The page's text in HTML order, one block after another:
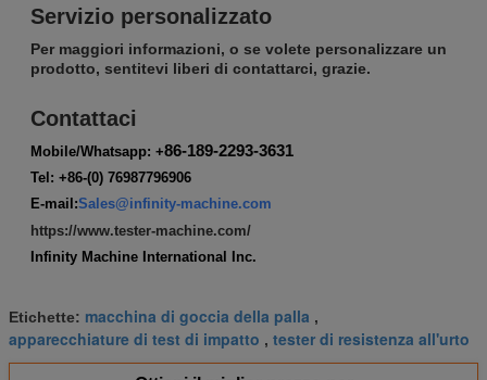
Servizio personalizzato
Per maggiori informazioni, o se volete personalizzare un
prodotto, sentitevi liberi di contattarci, grazie.
Contattaci
Mobile/Whatsapp: +86-189-2293-3631
Tel: +86-(0) 76987796906
E-mail:Sales@infinity-machine.com
https://www.tester-machine.com/
Infinity Machine International Inc.
Etichette: macchina di goccia della palla ,
apparecchiature di test di impatto , tester di resistenza all'urto